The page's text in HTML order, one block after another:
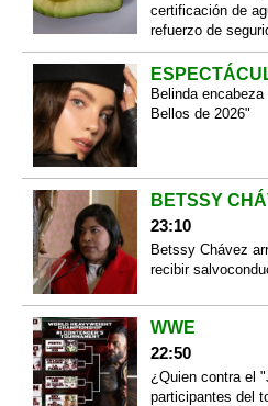
certificación de
refuerzo de
Belinda
Bellos de 2026"
BETSSY
23:10
Betssy Chávez
recibir
WWE
22:50
¿Quien contra el
participantes del